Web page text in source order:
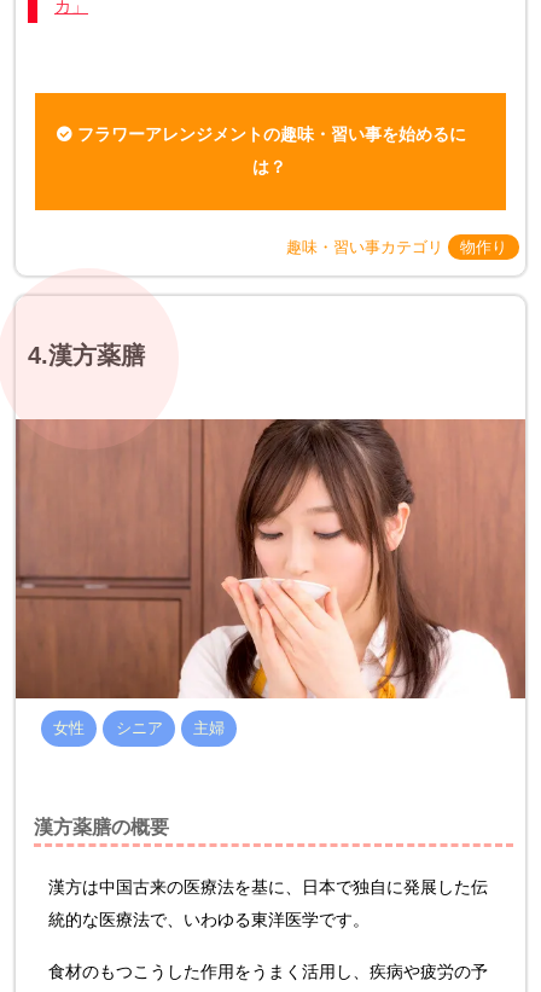
カ」
フラワーアレンジメントの趣味・習い事を始めるに
は？
趣味・習い事カテゴリ 物作り
4.漢方薬膳
女性 シニア 主婦
漢方薬膳の概要
漢方は中国古来の医療法を基に、日本で独自に発展した伝
統的な医療法で、いわゆる東洋医学です。
食材のもつこうした作用をうまく活用し、疾病や疲労の予